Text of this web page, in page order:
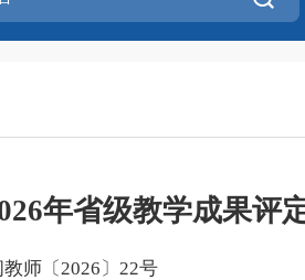
年省级教学成果评
教师〔2026〕22号